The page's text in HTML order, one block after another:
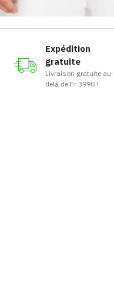
Expédition
gratuite
Livraison gratuite au-
delà de Fr 3990 !